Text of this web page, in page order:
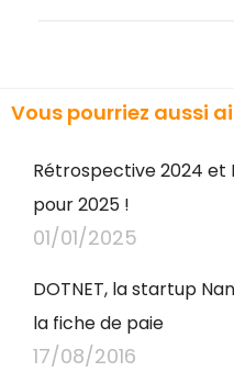
Vous pourriez aussi
Rétrospective 2024 et
pour 2025 !
01/01/2025
DOTNET, la startup
la fiche de paie
17/08/2016